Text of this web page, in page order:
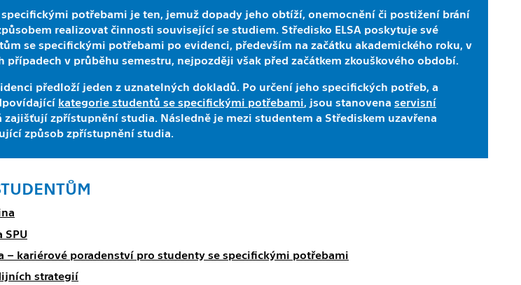
potřebami je ten, jemuž dopady jeho obtíží, onemocnění či postižení brání
realizovat činnosti související se studiem. Středisko ELSA poskytuje své
se specifickými potřebami po evidenci, především na začátku akademického roku, v
případech v průběhu semestru, nejpozději však před začátkem zkouškového období.
předloží jeden z uznatelných dokladů. Po určení jeho specifických potřeb, a
kategorie studentů se specifickými potřebami, jsou stanovena servisní
zajišťují zpřístupnění studia. Následně je mezi studentem a Střediskem uzavřena
způsob zpřístupnění studia.
SPU
– kariérové poradenství pro studenty se specifickými potřebami
strategií